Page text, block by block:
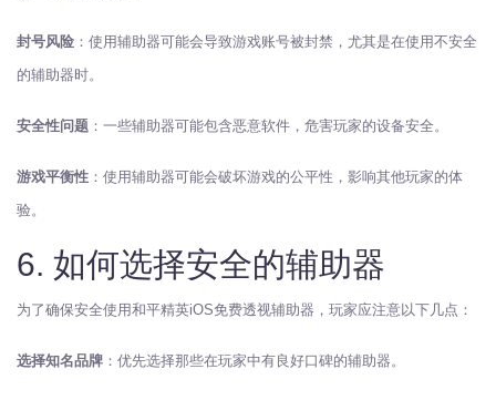
封号风险 ：使用辅助器可能会导致游戏账号被封禁，尤其是在使用不安全
的辅助器时。
安全性问题 ：一些辅助器可能包含恶意软件，危害玩家的设备安全。
游戏平衡性 ：使用辅助器可能会破坏游戏的公平性，影响其他玩家的体
验。
6. 如何选择安全的辅助器
为了确保安全使用和平精英iOS免费透视辅助器，玩家应注意以下几点：
选择知名品牌 ：优先选择那些在玩家中有良好口碑的辅助器。